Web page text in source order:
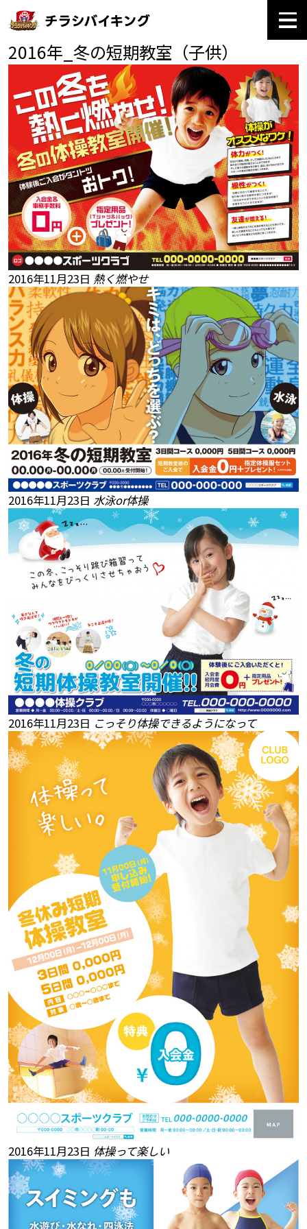
2016年_冬の短期教室（子供）
2016年11月23日 熱く燃やせ
2016年11月23日 水泳or体操
2016年11月23日 こっそり体操できるようになって
2016年11月23日 体操って楽しい